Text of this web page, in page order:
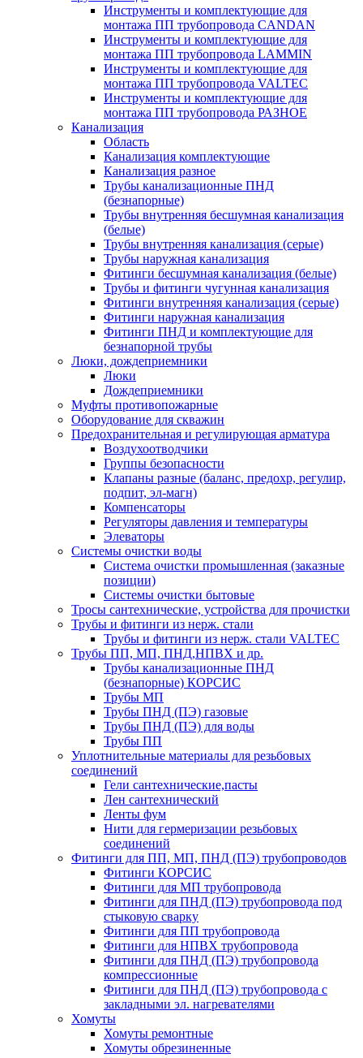
Инструменты и комплектующие для
монтажа ПП трубопровода CANDAN
Инструменты и комплектующие для
монтажа ПП трубопровода LAMMIN
Инструменты и комплектующие для
монтажа ПП трубопровода VALTEC
Инструменты и комплектующие для
монтажа ПП трубопровода РАЗНОЕ
Канализация
Область
Канализация комплектующие
Канализация разное
Трубы канализационные ПНД
(безнапорные)
Трубы внутренняя бесшумная канализация
(белые)
Трубы внутренняя канализация (серые)
Трубы наружная канализация
Фитинги бесшумная канализация (белые)
Трубы и фитинги чугунная канализация
Фитинги внутренняя канализация (серые)
Фитинги наружная канализация
Фитинги ПНД и комплектующие для
безнапорной трубы
Люки, дождеприемники
Люки
Дождеприемники
Муфты противопожарные
Оборудование для скважин
Предохранительная и регулирующая арматура
Воздухоотводчики
Группы безопасности
Клапаны разные (баланс, предохр, регулир,
подпит, эл-магн)
Компенсаторы
Регуляторы давления и температуры
Элеваторы
Системы очистки воды
Система очистки промышленная (заказные
позиции)
Системы очистки бытовые
Тросы сантехнические, устройства для прочистки
Трубы и фитинги из нерж. стали
Трубы и фитинги из нерж. стали VALTEC
Трубы ПП, МП, ПНД,НПВХ и др.
Трубы канализационные ПНД
(безнапорные) КОРСИС
Трубы МП
Трубы ПНД (ПЭ) газовые
Трубы ПНД (ПЭ) для воды
Трубы ПП
Уплотнительные материалы для резьбовых
соединений
Гели сантехнические,пасты
Лен сантехнический
Ленты фум
Нити для гермеризации резьбовых
соединений
Фитинги для ПП, МП, ПНД (ПЭ) трубопроводов
Фитинги КОРСИС
Фитинги для МП трубопровода
Фитинги для ПНД (ПЭ) трубопровода под
стыковую сварку
Фитинги для ПП трубопровода
Фитинги для НПВХ трубопровода
Фитинги для ПНД (ПЭ) трубопровода
компрессионные
Фитинги для ПНД (ПЭ) трубопровода с
закладными эл. нагревателями
Хомуты
Хомуты ремонтные
Хомуты обрезиненные